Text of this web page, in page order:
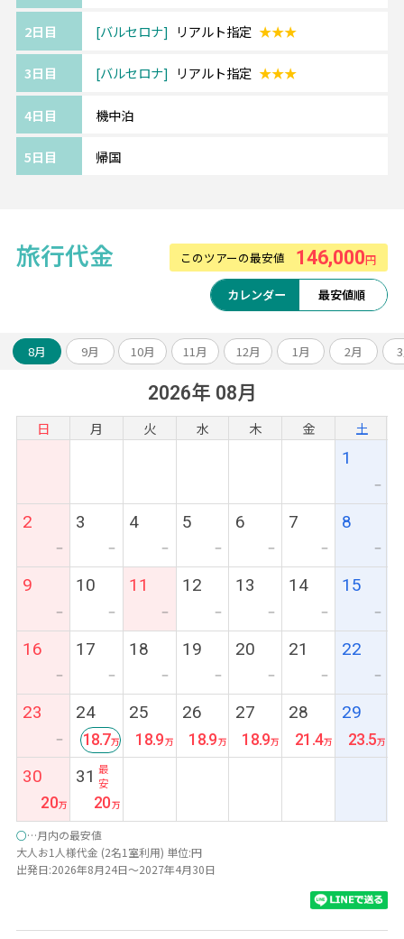
などが名所です。
欧州各都市との周遊アレンジや、宿泊数の変
2日目 バルセロナ リアルト指定 ★★★
3日目 バルセロナ リアルト指定 ★★★
4日目 機中泊
5日目 帰国
旅行代金 このツアーの最安値 146,000円
カレンダー 最安値順
8月 9月 10月 11月 12月 1月 2月
2026年 08月
日 月 火 水 木 金 土
1
ー
2
ー
3
ー
4
ー
5
ー
6
ー
7
ー
8
ー
9
ー
10
ー
11
ー
12
ー
13
ー
14
ー
15
ー
16
ー
17
ー
18
ー
19
ー
20
ー
21
ー
22
ー
23
ー
24
最
安
18.7
25
18.9
26
18.9
27
18.9
28
21.4
29
23.5
30
20
31
20
○…月内の最安値
大人お1人様代金 (2名1室利用) 単位:円
出発日:2026年8月24日～2027年4月30日